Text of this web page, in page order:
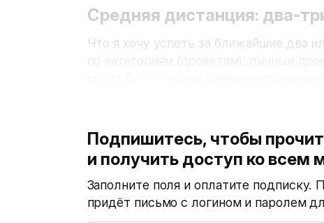
Средняя дистанция: два-
Что я хочу успеть за ближайшие два
Подпишитесь, чтобы
и получить доступ ко всем
Заполните поля и оплатите подписку.
придёт письмо с логином и паролем